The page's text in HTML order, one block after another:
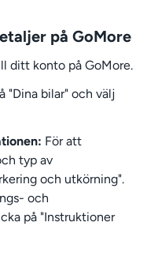
på GoMore
ditt konto på GoMore.
"Dina bilar" och välj
För att
typ av
och utkörning".
och
på "Instruktioner